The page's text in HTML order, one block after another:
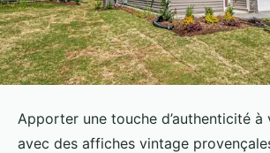
Apporter une touche d’authenticité
avec des affiches vintage